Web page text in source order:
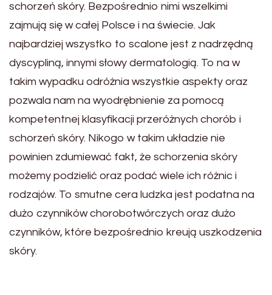
schorzeń skóry. Bezpośrednio nimi wszelkimi
zajmują się w całej Polsce i na świecie. Jak
najbardziej wszystko to scalone jest z nadrzędną
dyscypliną, innymi słowy dermatologią. To na w
takim wypadku odróżnia wszystkie aspekty oraz
pozwala nam na wyodrębnienie za pomocą
kompetentnej klasyfikacji przeróżnych chorób i
schorzeń skóry. Nikogo w takim układzie nie
powinien zdumiewać fakt, że schorzenia skóry
możemy podzielić oraz podać wiele ich różnic i
rodzajów. To smutne cera ludzka jest podatna na
dużo czynników chorobotwórczych oraz dużo
czynników, które bezpośrednio kreują uszkodzenia
skóry.